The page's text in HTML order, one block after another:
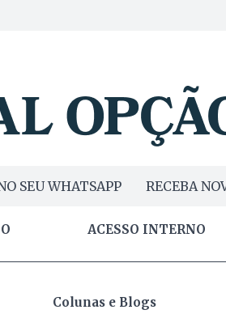
SEU WHATSAPP RECEBA
ACESSO INTERNO
Colunas e Blogs